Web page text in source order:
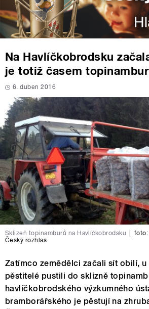
Na Havlíčkobrodsku
je totiž časem
6. duben 2016
Sklizeň topinamburů na Havlíčkobrodsku foto:
Český rozhlas
Zatímco zemědělci začali sít obilí, u
pěstitelé pustili do sklizně
havlíčkobrodského výzkumného
bramborářského je pěstují na